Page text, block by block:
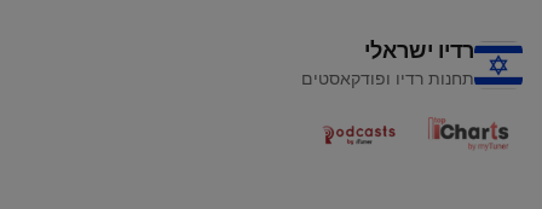
רדיו ישראלי
תחנות רדיו ופודקאסטים